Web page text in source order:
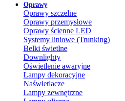
Oprawy
Oprawy szczelne
Oprawy przemysłowe
Oprawy ścienne LED
Systemy liniowe (Trunking)
Belki świetlne
Downlighty
Oświetlenie awaryjne
Lampy dekoracyjne
Naświetlacze
Lampy zewnętrzne